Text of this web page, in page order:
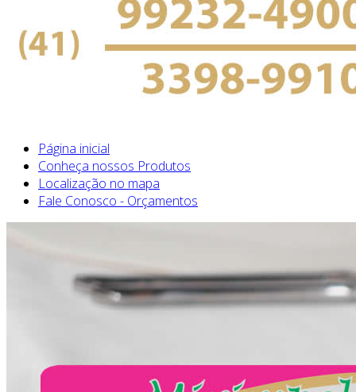
Página inicial
Conheça nossos Produtos
Localização no mapa
Fale Conosco - Orçamentos